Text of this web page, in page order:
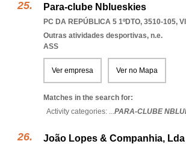
Para-clube Nblueskies
PC DA REPÚBLICA 5 1ºDTO, 3510-105,
Outras atividades desportivas, n.e.
ASS
Ver empresa Ver no Mapa
Matches in the search for:
Activity categories: ...PARA-CLUBE
João Lopes & Companhia, Lda